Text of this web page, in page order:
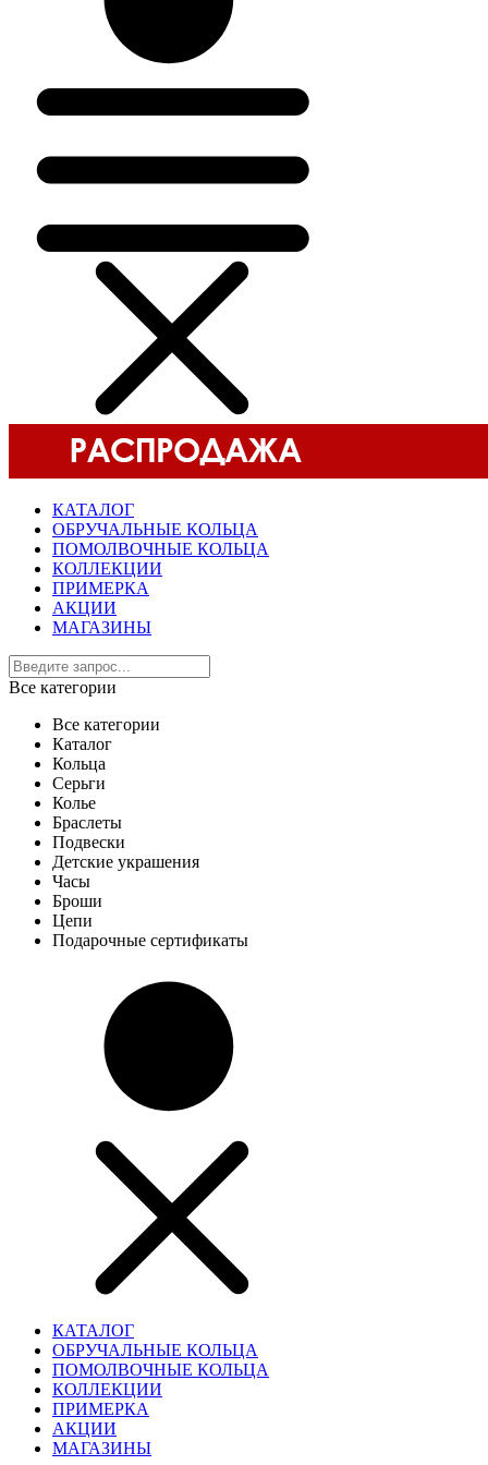
КАТАЛОГ
ОБРУЧАЛЬНЫЕ КОЛЬЦА
ПОМОЛВОЧНЫЕ КОЛЬЦА
КОЛЛЕКЦИИ
ПРИМЕРКА
АКЦИИ
МАГАЗИНЫ
Все категории
Все категории
Каталог
Кольца
Серьги
Колье
Браслеты
Подвески
Детские украшения
Часы
Броши
Цепи
Подарочные сертификаты
КАТАЛОГ
ОБРУЧАЛЬНЫЕ КОЛЬЦА
ПОМОЛВОЧНЫЕ КОЛЬЦА
КОЛЛЕКЦИИ
ПРИМЕРКА
АКЦИИ
МАГАЗИНЫ